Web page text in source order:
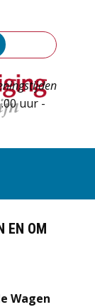
uur -
EN OM
Wagen